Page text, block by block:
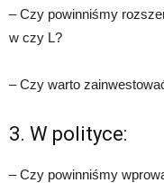
– Czy powinniśmy
w czy L?
– Czy warto
3. W polityce:
– Czy powinniśmy